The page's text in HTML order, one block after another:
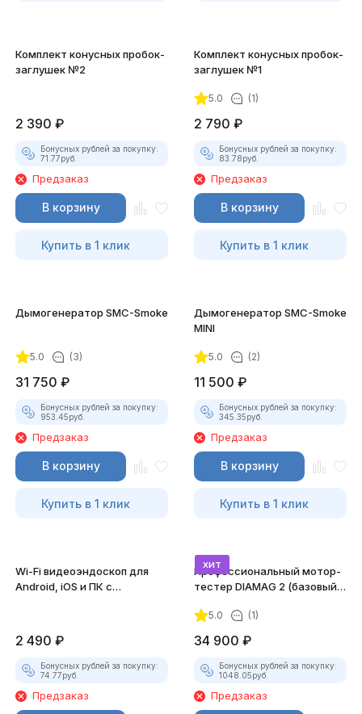
Комплект конусных пробок-
заглушек №2
2 390 ₽
Бонусных рублей за покупку:
71.77руб.
Предзаказ
В корзину
Купить в 1 клик
Комплект конусных пробок-
заглушек №1
5.0 (1)
2 790 ₽
Бонусных рублей за покупку:
83.78руб.
Предзаказ
В корзину
Купить в 1 клик
Дымогенератор SMC-Smoke
5.0 (3)
31 750 ₽
Бонусных рублей за покупку:
953.45руб.
Предзаказ
В корзину
Купить в 1 клик
Дымогенератор SMC-Smoke
MINI
5.0 (2)
11 500 ₽
Бонусных рублей за покупку:
345.35руб.
Предзаказ
В корзину
Купить в 1 клик
Wi-Fi видеоэндоскоп для
Android, iOS и ПК с
2 490 ₽
Бонусных рублей за покупку:
74.77руб.
Предзаказ
хит
Профессиональный мотор-
тестер DIAMAG 2 (базовый
5.0 (1)
34 900 ₽
Бонусных рублей за покупку:
1048.05руб.
Предзаказ